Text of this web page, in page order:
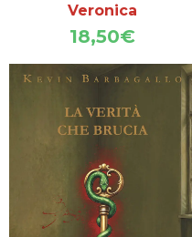
Veronica
18,50€